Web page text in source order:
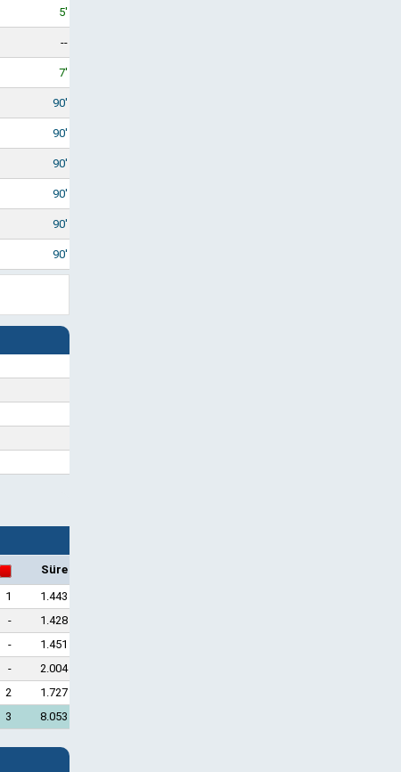
5'
--
7'
90'
90'
90'
90'
90'
90'
Süre
1
1.443
-
1.428
-
1.451
-
2.004
2
1.727
3 8.053